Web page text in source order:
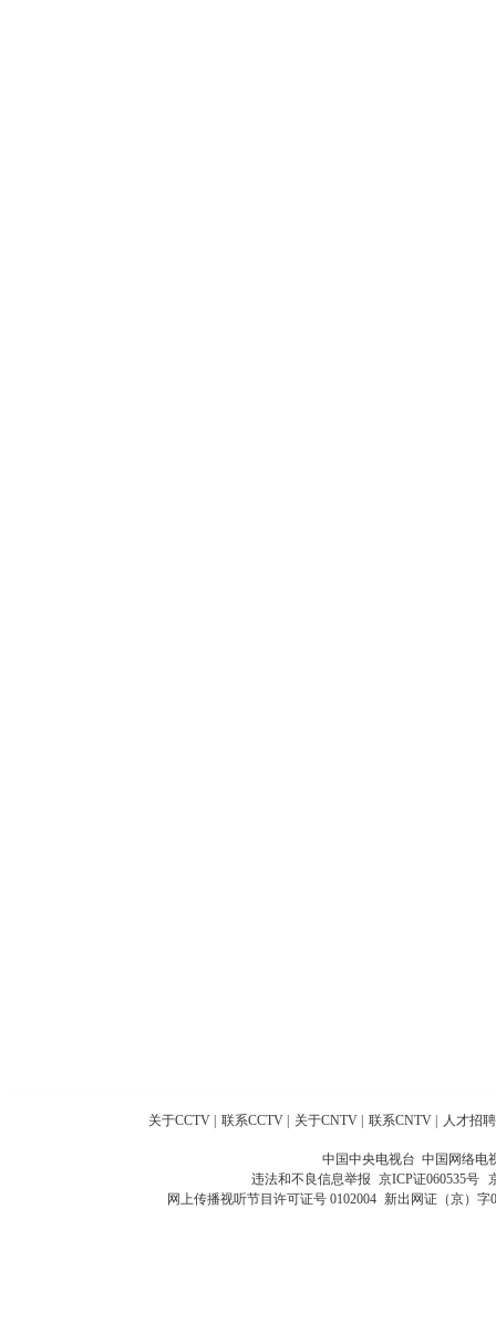
关于CCTV 联系CCTV 关于CNTV 联系CNTV 人才招聘
中国中央电视台 中国网络电
违法和不良信息举报 京ICP证060535号
网上传播视听节目许可证号 0102004 新出网证（京）